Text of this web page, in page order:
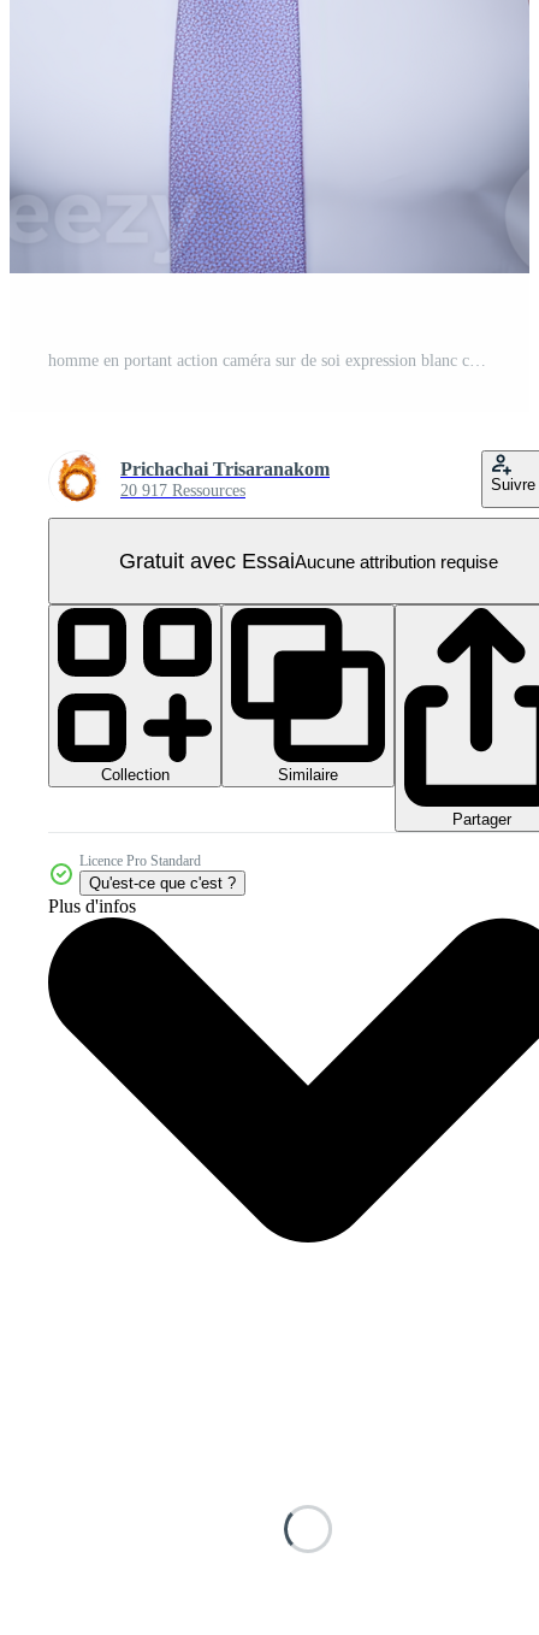
homme en portant action caméra sur de soi expression blanc chemise lumière violet attacher isolé Contexte professionnel apparence proche en haut La technologie moderne gadget studio éclairage tranchant concentrer PNG Pro
Prichachai Trisaranakom
20 917 Ressources Suivre
Gratuit avec EssaiAucune attribution requise
Collection Similaire
Partager
Licence Pro Standard
Qu'est-ce que c'est ?
Plus d'infos